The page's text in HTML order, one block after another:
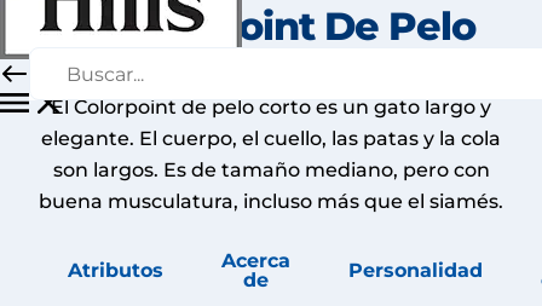
El Colorpoint De Pelo
El Colorpoint de pelo corto es un gato largo y
elegante. El cuerpo, el cuello, las patas y la cola
son largos. Es de tamaño mediano, pero con
buena musculatura, incluso más que el siamés.
Atributos
Acerca
de
Personalidad